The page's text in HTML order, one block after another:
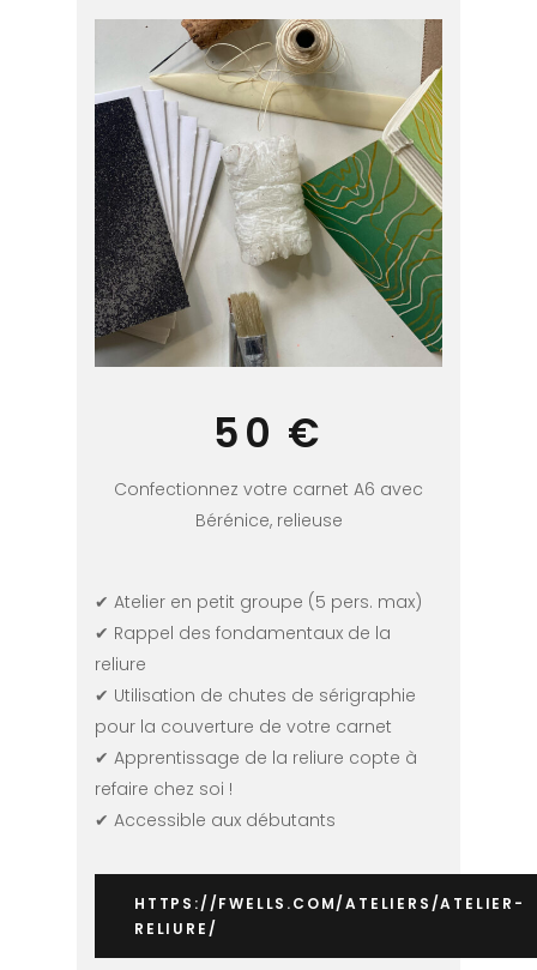
50 €
Confectionnez votre carnet A6 avec
Bérénice, relieuse
✔ Atelier en petit groupe (5 pers. max)
✔ Rappel des fondamentaux de la
reliure
✔ Utilisation de chutes de sérigraphie
pour la couverture de votre carnet
✔ Apprentissage de la reliure copte à
refaire chez soi !
✔ Accessible aux débutants
HTTPS://FWELLS.COM/ATELIERS/ATELIER-
RELIURE/